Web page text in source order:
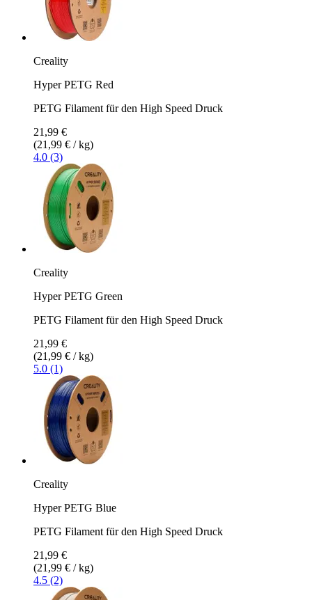
Creality
Hyper PETG Red
PETG Filament für den High Speed Druck
21,99 €
(21,99 € / kg)
4.0 (3)
Creality
Hyper PETG Green
PETG Filament für den High Speed Druck
21,99 €
(21,99 € / kg)
5.0 (1)
Creality
Hyper PETG Blue
PETG Filament für den High Speed Druck
21,99 €
(21,99 € / kg)
4.5 (2)